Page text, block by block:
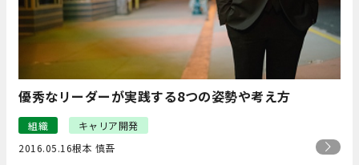
優秀なリーダーが実践する8つの姿勢や考え方
組織
キャリア開発
2016.05.16根本 慎吾